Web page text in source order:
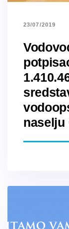
23/07/2019
naselju